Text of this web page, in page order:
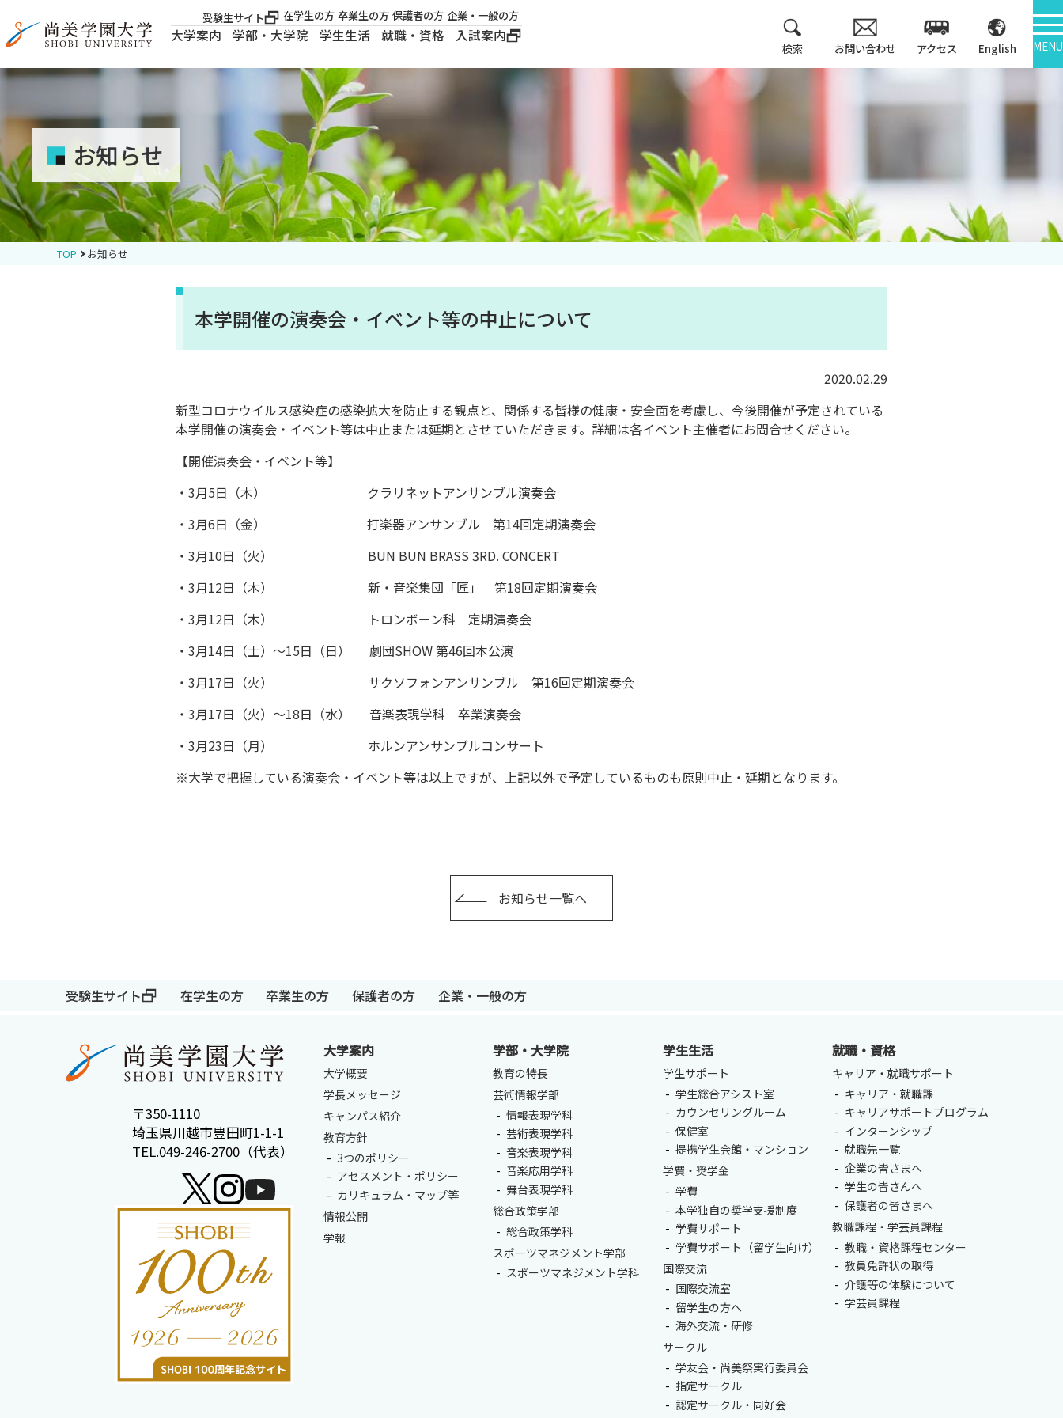
受験生サイト 在学生の方 卒業生の方 保護者の方 企業・一般の方
大学案内 学部・大学院 学生生活 就職・資格 入試案内
検索 お問い合わせ アクセス English MENU
学部・大学院
学生生活
大学案内
建学の精神
ロゴマーク・公式キ
ャラクター
教育方針
カリキュラム・マッ
プ等
キャンパス紹介
内部質保証
中期計画
総合認証基盤システム（要ログイン）
お知らせ
TOP お知らせ
本学開催の演奏会・イベント等の中止について
2020.02.29
新型コロナウイルス感染症の感染拡大を防止する観点と、関係する皆様の健康・安全面を考慮し、今後開催が予定されている
本学開催の演奏会・イベント等は中止または延期とさせていただきます。詳細は各イベント主催者にお問合せください。
【開催演奏会・イベント等】
・3月5日（木） クラリネットアンサンブル演奏会
・3月6日（金） 打楽器アンサンブル 第14回定期演奏会
・3月10日（火） BUN BUN BRASS 3RD. CONCERT
・3月12日（木） 新・音楽集団「匠」 第18回定期演奏会
・3月12日（木） トロンボーン科 定期演奏会
・3月14日（土）～15日（日） 劇団SHOW 第46回本公演
・3月17日（火） サクソフォンアンサンブル 第16回定期演奏会
・3月17日（火）～18日（水） 音楽表現学科 卒業演奏会
・3月23日（月） ホルンアンサンブルコンサート
※大学で把握している演奏会・イベント等は以上ですが、上記以外で予定しているものも原則中止・延期となります。
お知らせ一覧へ
受験生サイト 在学生の方 卒業生の方 保護者の方 企業・一般の方
〒350-1110
埼玉県川越市豊田町1-1-1
TEL.049-246-2700（代表）
大学案内
大学概要
学長メッセージ
キャンパス紹介
教育方針
3つのポリシー
アセスメント・ポリシー
カリキュラム・マップ等
情報公開
学報
学部・大学院
教育の特長
芸術情報学部
情報表現学科
芸術表現学科
音楽表現学科
音楽応用学科
舞台表現学科
総合政策学部
総合政策学科
スポーツマネジメント学部
スポーツマネジメント学科
学生生活
学生サポート
学生総合アシスト室
カウンセリングルーム
保健室
提携学生会館・マンション
学費・奨学金
学費
本学独自の奨学支援制度
学費サポート
学費サポート（留学生向け）
国際交流
国際交流室
留学生の方へ
海外交流・研修
サークル
学友会・尚美祭実行委員会
指定サークル
認定サークル・同好会
就職・資格
キャリア・就職サポート
キャリア・就職課
キャリアサポートプログラム
インターンシップ
就職先一覧
企業の皆さまへ
学生の皆さんへ
保護者の皆さまへ
教職課程・学芸員課程
教職・資格課程センター
教員免許状の取得
介護等の体験について
学芸員課程